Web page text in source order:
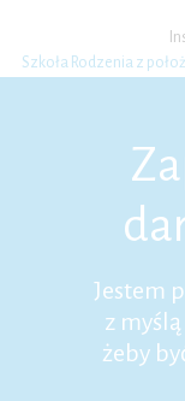
Szkoła Rodzenia z
Jestem
z
żeby